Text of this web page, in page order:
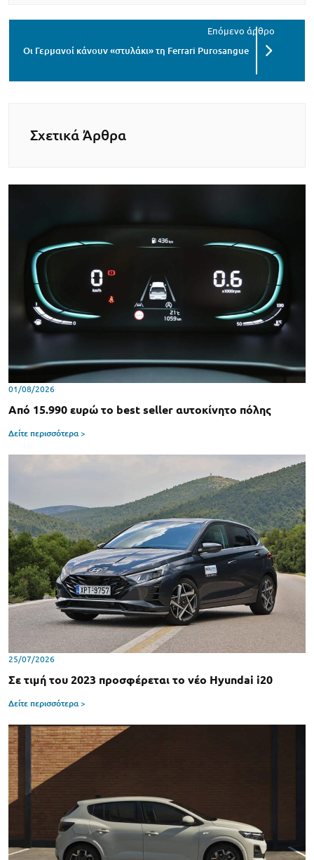
Οι Γερμανοί κάνουν «στυλάκι» τη Ferrari Purosangue
Σχετικά Άρθρα
01/08/2026
Από 15.990 ευρώ το best seller αυτοκίνητο πόλης
Δείτε περισσότερα >
25/07/2026
Σε τιμή του 2023 προσφέρεται το νέο Hyundai i20
Δείτε περισσότερα >